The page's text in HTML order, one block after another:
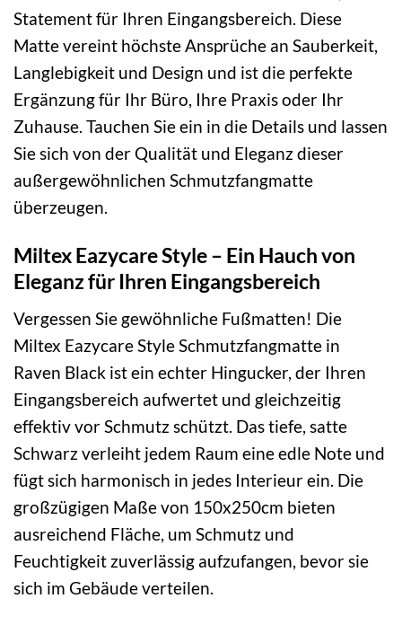
Statement für Ihren Eingangsbereich. Diese
Matte vereint höchste Ansprüche an Sauberkeit,
Langlebigkeit und Design und ist die perfekte
Ergänzung für Ihr Büro, Ihre Praxis oder Ihr
Zuhause. Tauchen Sie ein in die Details und lassen
Sie sich von der Qualität und Eleganz dieser
außergewöhnlichen Schmutzfangmatte
überzeugen.
Miltex Eazycare Style – Ein Hauch von
Eleganz für Ihren Eingangsbereich
Vergessen Sie gewöhnliche Fußmatten! Die
Miltex Eazycare Style Schmutzfangmatte in
Raven Black ist ein echter Hingucker, der Ihren
Eingangsbereich aufwertet und gleichzeitig
effektiv vor Schmutz schützt. Das tiefe, satte
Schwarz verleiht jedem Raum eine edle Note und
fügt sich harmonisch in jedes Interieur ein. Die
großzügigen Maße von 150x250cm bieten
ausreichend Fläche, um Schmutz und
Feuchtigkeit zuverlässig aufzufangen, bevor sie
sich im Gebäude verteilen.